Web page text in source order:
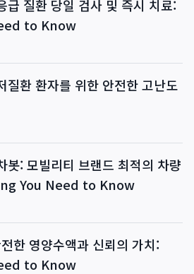
급 질환 당일 검사 및 즉시 치료:
to Know
질환 환자를 위한 안전한 고난도
봇: 모빌리티 브랜드 최적의 차량
You Need to Know
한 영양수액과 신뢰의 가치:
to Know